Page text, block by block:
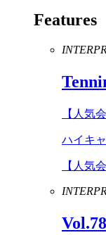
Features
【人気
ハイキ
【人気
Vol.78